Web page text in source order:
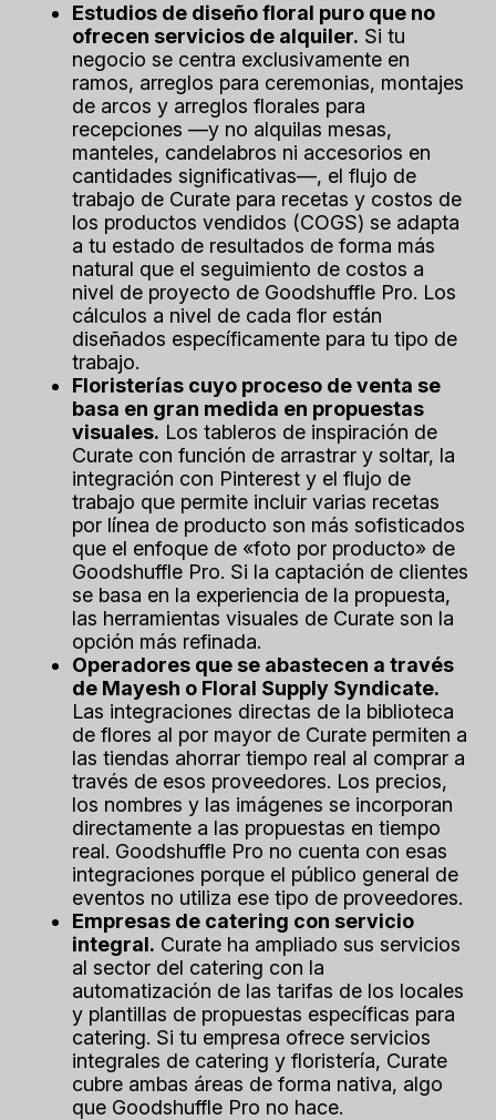
Estudios de diseño floral puro que no
ofrecen servicios de alquiler. Si tu
negocio se centra exclusivamente en
ramos, arreglos para ceremonias, montajes
de arcos y arreglos florales para
recepciones —y no alquilas mesas,
manteles, candelabros ni accesorios en
cantidades significativas—, el flujo de
trabajo de Curate para recetas y costos de
los productos vendidos (COGS) se adapta
a tu estado de resultados de forma más
natural que el seguimiento de costos a
nivel de proyecto de Goodshuffle Pro. Los
cálculos a nivel de cada flor están
diseñados específicamente para tu tipo de
trabajo.
Floristerías cuyo proceso de venta se
basa en gran medida en propuestas
visuales. Los tableros de inspiración de
Curate con función de arrastrar y soltar, la
integración con Pinterest y el flujo de
trabajo que permite incluir varias recetas
por línea de producto son más sofisticados
que el enfoque de «foto por producto» de
Goodshuffle Pro. Si la captación de clientes
se basa en la experiencia de la propuesta,
las herramientas visuales de Curate son la
opción más refinada.
Operadores que se abastecen a través
de Mayesh o Floral Supply Syndicate.
Las integraciones directas de la biblioteca
de flores al por mayor de Curate permiten a
las tiendas ahorrar tiempo real al comprar a
través de esos proveedores. Los precios,
los nombres y las imágenes se incorporan
directamente a las propuestas en tiempo
real. Goodshuffle Pro no cuenta con esas
integraciones porque el público general de
eventos no utiliza ese tipo de proveedores.
Empresas de catering con servicio
integral. Curate ha ampliado sus servicios
al sector del catering con la
automatización de las tarifas de los locales
y plantillas de propuestas específicas para
catering. Si tu empresa ofrece servicios
integrales de catering y floristería, Curate
cubre ambas áreas de forma nativa, algo
que Goodshuffle Pro no hace.